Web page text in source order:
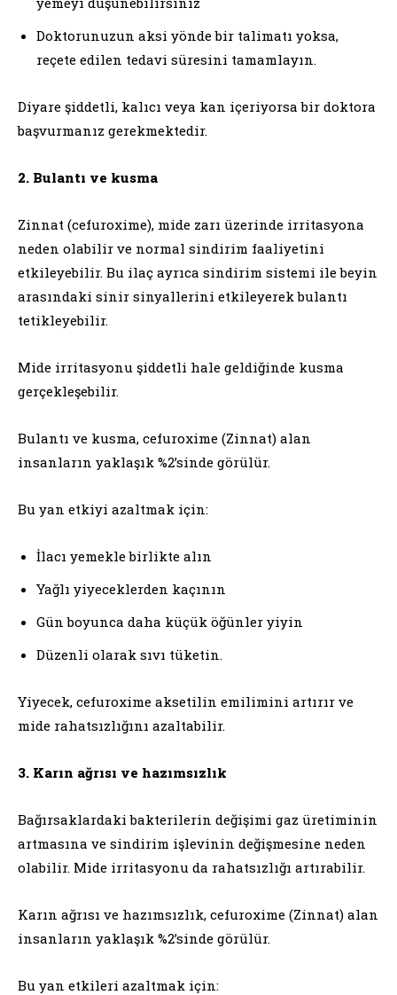
Doktorunuzun aksi yönde bir talimatı yoksa,
reçete edilen tedavi süresini tamamlayın.
Diyare şiddetli, kalıcı veya kan içeriyorsa bir doktora
başvurmanız gerekmektedir.
2. Bulantı ve kusma
Zinnat (cefuroxime), mide zarı üzerinde irritasyona
neden olabilir ve normal sindirim faaliyetini
etkileyebilir. Bu ilaç ayrıca sindirim sistemi ile beyin
arasındaki sinir sinyallerini etkileyerek bulantı
tetikleyebilir.
Mide irritasyonu şiddetli hale geldiğinde kusma
gerçekleşebilir.
Bulantı ve kusma, cefuroxime (Zinnat) alan
insanların yaklaşık %2’sinde görülür.
Bu yan etkiyi azaltmak için:
İlacı yemekle birlikte alın
Yağlı yiyeceklerden kaçının
Gün boyunca daha küçük öğünler yiyin
Düzenli olarak sıvı tüketin.
Yiyecek, cefuroxime aksetilin emilimini artırır ve
mide rahatsızlığını azaltabilir.
3. Karın ağrısı ve hazımsızlık
Bağırsaklardaki bakterilerin değişimi gaz üretiminin
artmasına ve sindirim işlevinin değişmesine neden
olabilir. Mide irritasyonu da rahatsızlığı artırabilir.
Karın ağrısı ve hazımsızlık, cefuroxime (Zinnat) alan
insanların yaklaşık %2’sinde görülür.
Bu yan etkileri azaltmak için: